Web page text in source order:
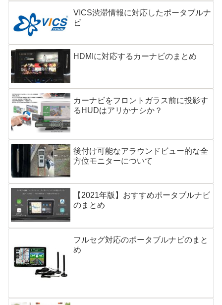
VICS渋滞情報に対応したポータブルナ
ビ
HDMIに対応するカーナビのまとめ
カーナビをフロントガラス前に投影す
るHUDはアリかナシか？
後付け可能なアラウンドビュー的な全
方位モニターについて
【2021年版】おすすめポータブルナビ
のまとめ
フルセグ対応のポータブルナビのまと
め